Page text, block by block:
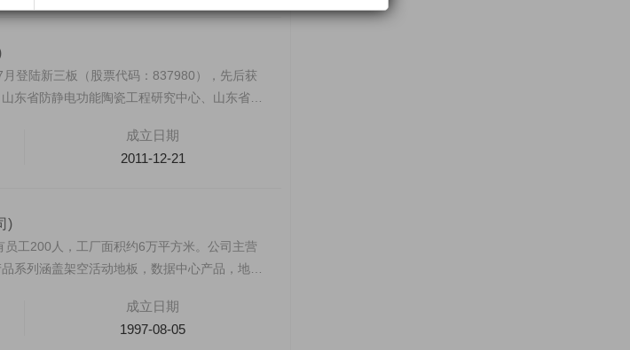
登陆新三板（股票代码：837980），先后获
东省防静电功能陶瓷工程研究中心、山东省企
成立日期
2011-12-21
)
工200人，工厂面积约6万平方米。公司主营
系列涵盖架空活动地板，数据中心产品，地板
成立日期
1997-08-05